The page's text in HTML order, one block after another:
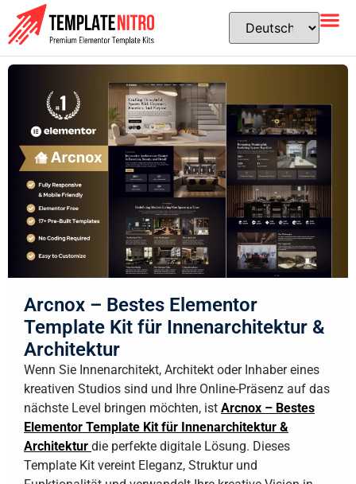
Arcnox – Bestes Elementor
Template Kit für Innenarchitektur &
Architektur
Wenn Sie Innenarchitekt, Architekt oder Inhaber eines
kreativen Studios sind und Ihre Online-Präsenz auf das
nächste Level bringen möchten, ist Arcnox – Bestes
Elementor Template Kit für Innenarchitektur &
Architektur die perfekte digitale Lösung. Dieses
Template Kit vereint Eleganz, Struktur und